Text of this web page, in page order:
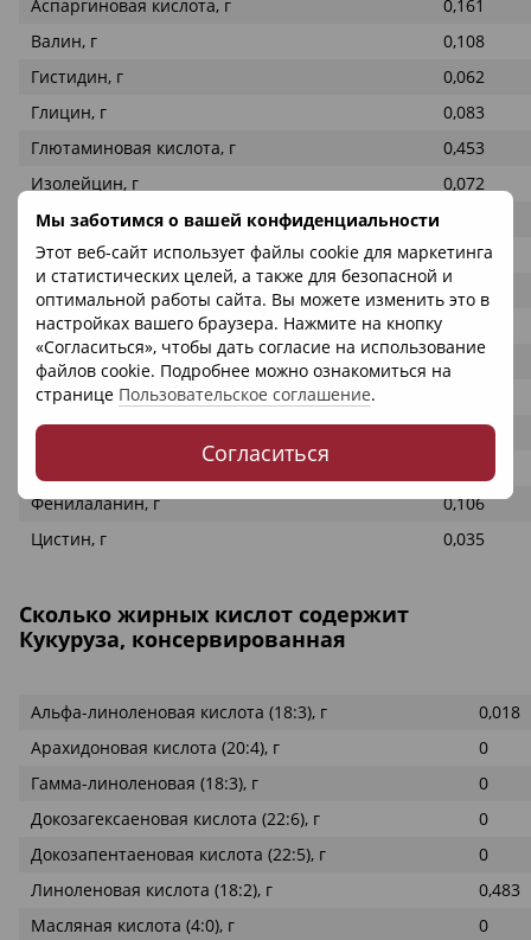
Мы заботимся о вашей конфиденциальности
Этот веб-сайт использует файлы cookie для маркетинга
и статистических целей, а также для безопасной и
оптимальной работы сайта. Вы можете изменить это в
настройках вашего браузера. Нажмите на кнопку
«Согласиться», чтобы дать согласие на использование
файлов cookie. Подробнее можно ознакомиться на
странице Пользовательское соглашение.
Согласиться
Аспаргиновая кислота, г
0,161
Валин, г
0,108
Гистидин, г
0,062
Глицин, г
0,083
Глютаминовая кислота, г
0,453
Изолейцин, г
0,072
Лейцин, г
Лизин, г
0,215
Метионин, г
0,053
Пролин, г
Серин, г
0,127
Тирозин, г
Треонин, г
0,069
Триптофан, г
Фенилаланин, г
0,106
Цистин, г
0,035
Сколько жирных кислот содержит
Кукуруза, консервированная
Альфа-линоленовая кислота (18:3), г
0,018
Арахидоновая кислота (20:4), г
0
Гамма-линоленовая (18:3), г
0
Докозагексаеновая кислота (22:6), г
0
Докозапентаеновая кислота (22:5), г
0
Линоленовая кислота (18:2), г
0,483
Масляная кислота (4:0), г
0